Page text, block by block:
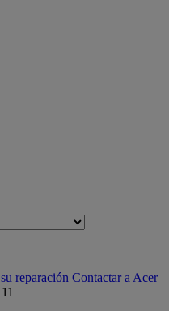
reparación Contactar a Acer